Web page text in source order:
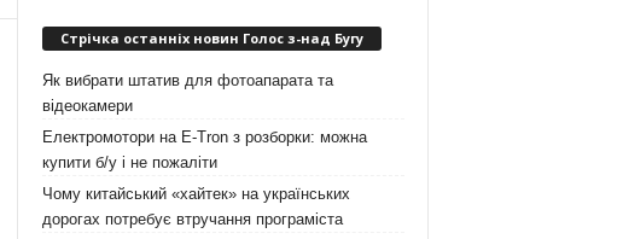
Стрічка останніх новин Голос з-над Бугу
Як вибрати штатив для фотоапарата та
відеокамери
Електромотори на E-Tron з розборки: можна
купити б/у і не пожаліти
Чому китайський «хайтек» на українських
дорогах потребує втручання програміста